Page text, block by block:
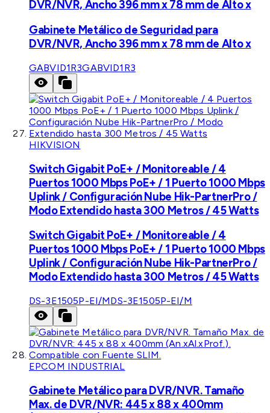
DVR/NVR, Ancho 396 mm x 78 mm de Alto x
Gabinete Metálico de Seguridad para
DVR/NVR, Ancho 396 mm x 78 mm de Alto x
GABVID1R3GABVID1R3
HIKVISION
Switch Gigabit PoE+ / Monitoreable / 4
Puertos 1000 Mbps PoE+ / 1 Puerto 1000 Mbps
Uplink / Configuración Nube Hik-PartnerPro /
Modo Extendido hasta 300 Metros / 45 Watts
Switch Gigabit PoE+ / Monitoreable / 4
Puertos 1000 Mbps PoE+ / 1 Puerto 1000 Mbps
Uplink / Configuración Nube Hik-PartnerPro /
Modo Extendido hasta 300 Metros / 45 Watts
DS-3E1505P-EI/MDS-3E1505P-EI/M
EPCOM INDUSTRIAL
Gabinete Metálico para DVR/NVR. Tamaño
Max. de DVR/NVR: 445 x 88 x 400mm